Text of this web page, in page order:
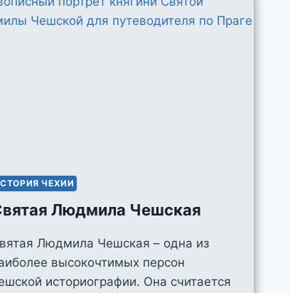
ЧЕХИИ
Людмила Чешская
Людмила Чешская – одна из
высокочтимых персон
историографии. Она считается